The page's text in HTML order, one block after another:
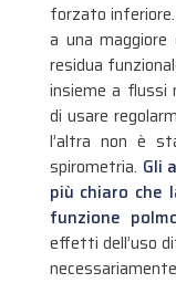
forzato
a una
residua
insieme a flussi
di usare
l’altra non è
spirometria. Gli
più chiaro che
funzione
effetti dell’uso